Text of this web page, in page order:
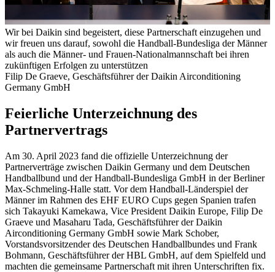
Wir bei Daikin sind begeistert, diese Partnerschaft einzugehen und
wir freuen uns darauf, sowohl die Handball-Bundesliga der Männer
als auch die Männer- und Frauen-Nationalmannschaft bei ihren
zukünftigen Erfolgen zu unterstützen
Filip De Graeve, Geschäftsführer der Daikin Airconditioning
Germany GmbH
Feierliche Unterzeichnung des
Partnervertrags
Am 30. April 2023 fand die offizielle Unterzeichnung der
Partnerverträge zwischen Daikin Germany und dem Deutschen
Handballbund und der Handball-Bundesliga GmbH in der Berliner
Max-Schmeling-Halle statt. Vor dem Handball-Länderspiel der
Männer im Rahmen des EHF EURO Cups gegen Spanien trafen
sich Takayuki Kamekawa, Vice President Daikin Europe, Filip De
Graeve und Masaharu Tada, Geschäftsführer der Daikin
Airconditioning Germany GmbH sowie Mark Schober,
Vorstandsvorsitzender des Deutschen Handballbundes und Frank
Bohmann, Geschäftsführer der HBL GmbH, auf dem Spielfeld und
machten die gemeinsame Partnerschaft mit ihren Unterschriften fix.